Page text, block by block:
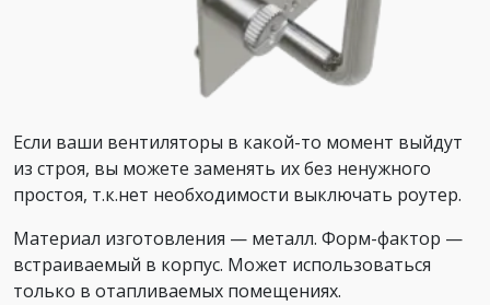
Если ваши вентиляторы в какой-то момент выйдут
из строя, вы можете заменять их без ненужного
простоя, т.к.нет необходимости выключать роутер.
Материал изготовления — металл. Форм-фактор —
встраиваемый в корпус. Может использоваться
только в отапливаемых помещениях.